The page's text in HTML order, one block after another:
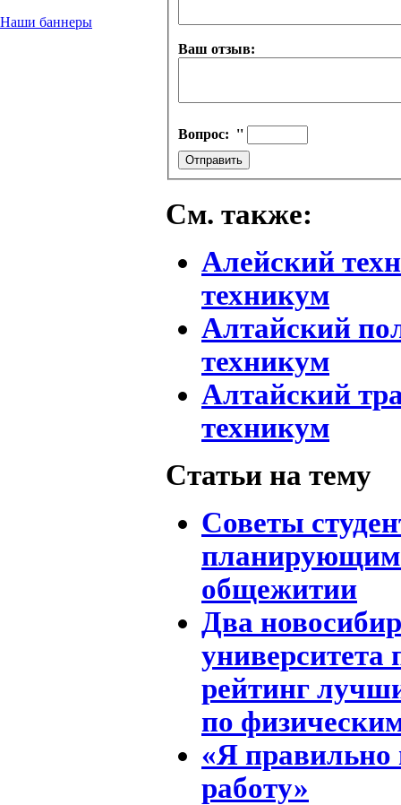
Наши баннеры
Ваш отзыв:
Вопрос: ''
См. также:
Алейский
техникум
Алтайский
техникум
Алтайский
техникум
Статьи на тему
Советы
планирующим
общежитии
Два
университета
рейтинг
по
«Я
работу»